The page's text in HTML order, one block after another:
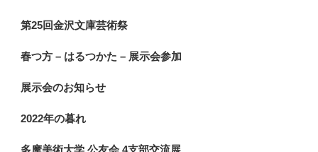
第25回金沢文庫芸術祭
春つ方 – はるつかた – 展示会参加
展示会のお知らせ
2022年の暮れ
多摩美術大学 公友会 4支部交流展